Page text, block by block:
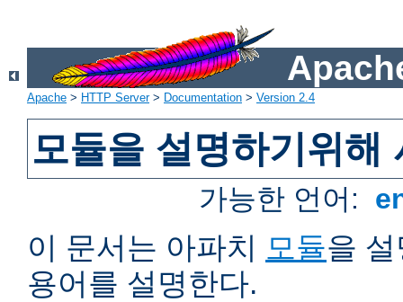
Apache > HTTP Server> Documentation > Version 2.4
모듈을 설명하기위해
가능한 언어:
이 문서는 아파치 모듈을
용어를 설명한다.